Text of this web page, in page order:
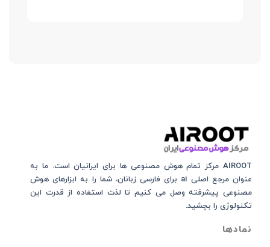
AIROOT مرکز تمام هوش مصنوعی‌‌‌ ها برای ایرانیان است. ما به
عنوان مرجع اصلی ai برای فارسی زبانان، شما را به ابزارهای هوش
مصنوعی پیشرفته وصل می کنیم تا لذت استفاده از قدرت این
تکنولوژی را بچشید.
نمادها